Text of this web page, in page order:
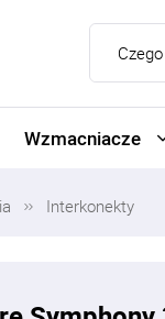
Wzmacniacze
Interkonekty